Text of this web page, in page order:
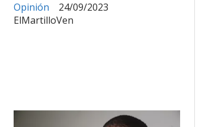
ElMartilloVen
Opinión 24/09/2023